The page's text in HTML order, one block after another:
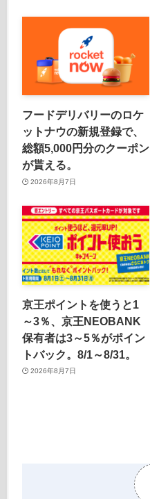
フードデリバリーのロケ
ットナウの新規登録で、
総額5,000円分のクーポン
が貰える。
2026年8月7日
京王ポイントを使うと1
～3％、京王NEOBANK
保有者は3～5％がポイン
トバック。8/1～8/31。
2026年8月7日